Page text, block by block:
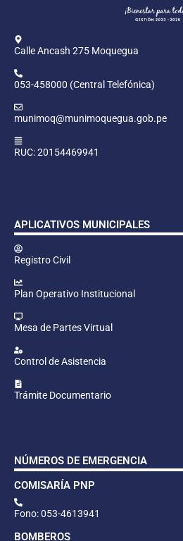
Calle Ancash 275 Moquegua
053-458000 (Central Telefónica)
munimoq@munimoquegua.gob.pe
RUC: 20154469941
APLICATIVOS MUNICIPALES
Registro Civil
Plan Operativo Institucional
Mesa de Partes Virtual
Control de Asistencia
Trámite Documentario
NÚMEROS DE EMERGENCIA
COMISARÍA PNP
Fono: 053-4613941
BOMBEROS